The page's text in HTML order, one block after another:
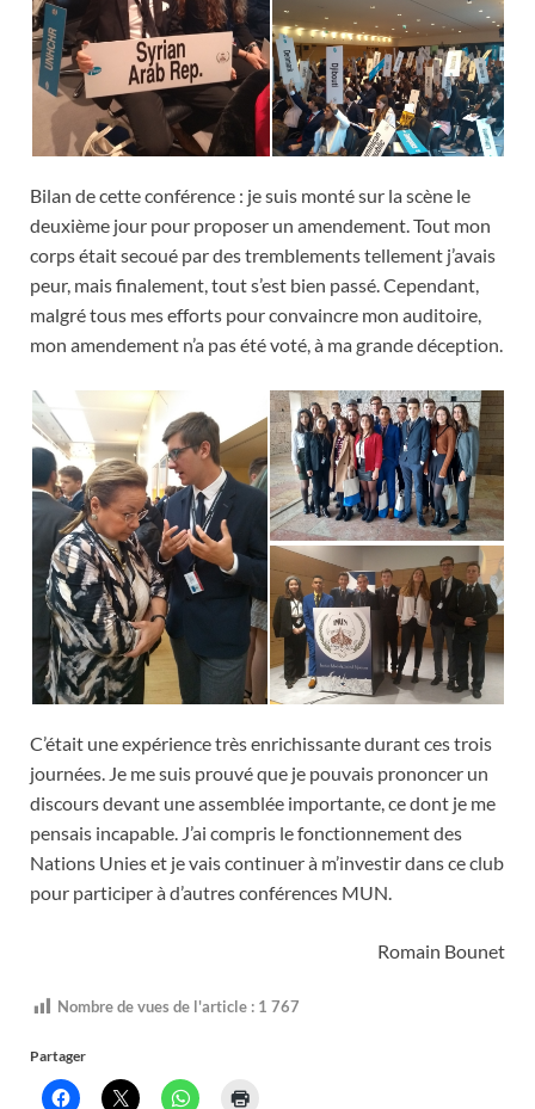
Bilan de cette conférence : je suis monté sur la scène le
deuxième jour pour proposer un amendement. Tout mon
corps était secoué par des tremblements tellement j’avais
peur, mais finalement, tout s’est bien passé. Cependant,
malgré tous mes efforts pour convaincre mon auditoire,
mon amendement n’a pas été voté, à ma grande déception.
C’était une expérience très enrichissante durant ces trois
journées. Je me suis prouvé que je pouvais prononcer un
discours devant une assemblée importante, ce dont je me
pensais incapable. J’ai compris le fonctionnement des
Nations Unies et je vais continuer à m’investir dans ce club
pour participer à d’autres conférences MUN.
Romain Bounet
Nombre de vues de l'article : 1 767
Partager